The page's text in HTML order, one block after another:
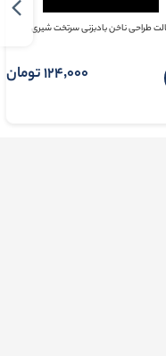
طراحی ناخن بادبزنی سرتخت شیری
124٬000 تومان